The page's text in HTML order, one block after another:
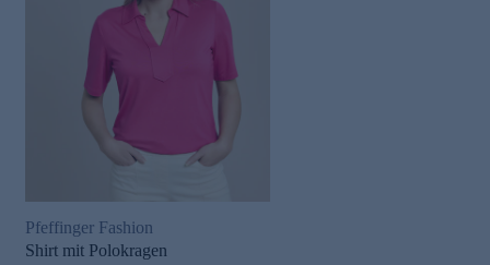
Pfeffinger Fashion
Shirt mit Polokragen